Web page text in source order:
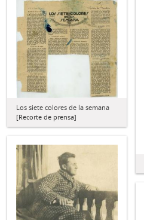
Los siete colores de la semana
[Recorte de prensa]